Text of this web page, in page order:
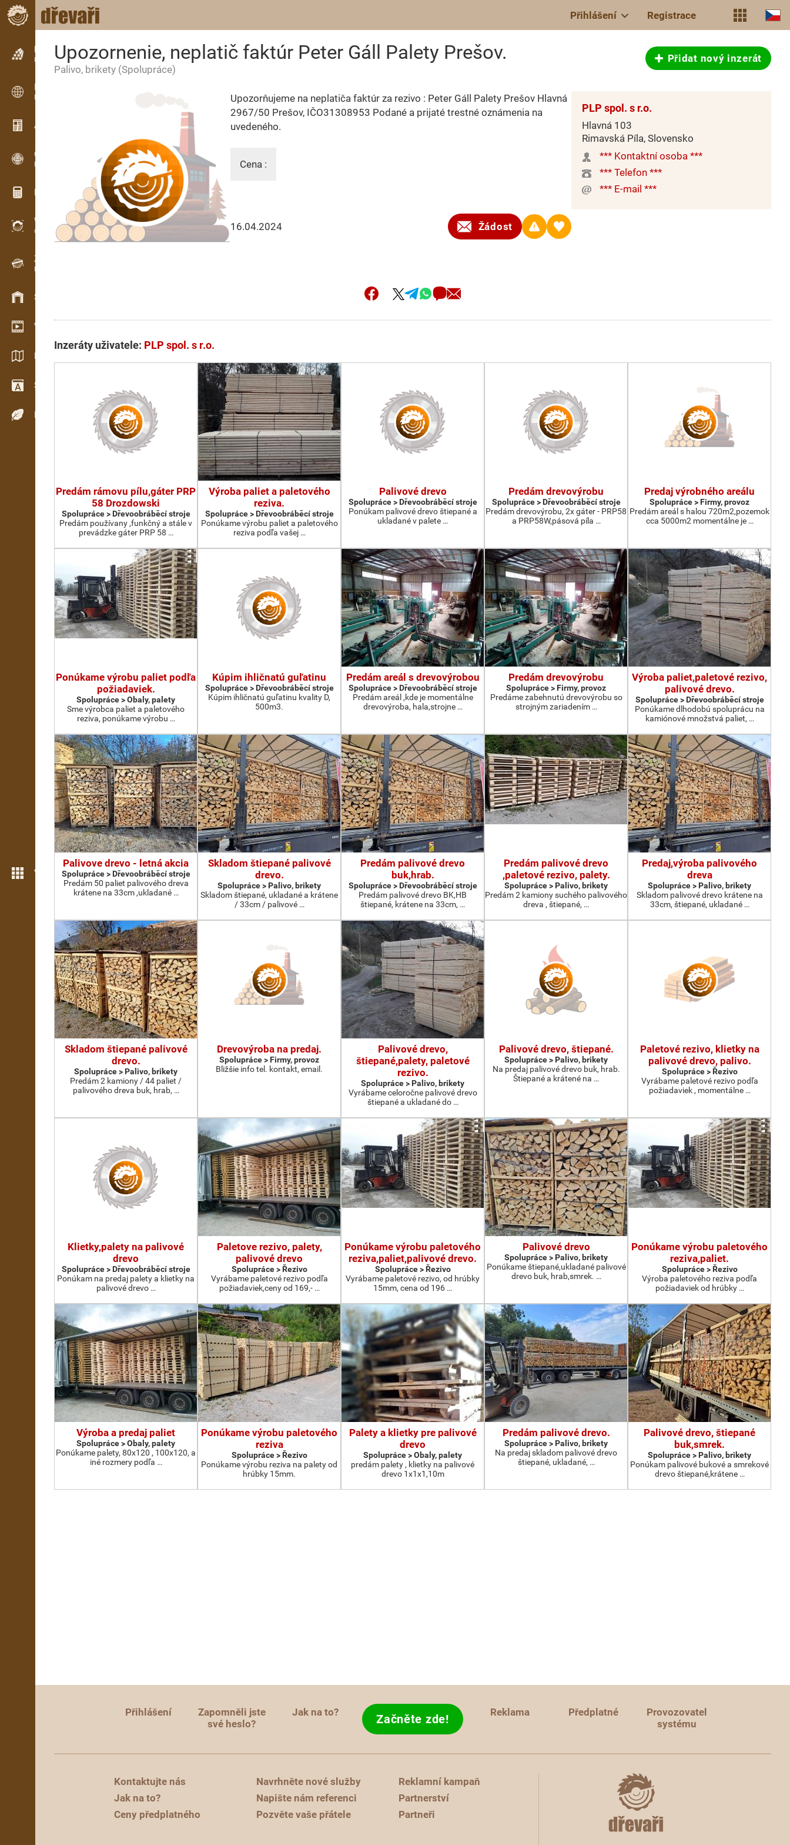
Přihlášení Registrace
Inzerce
Řádková inzerce
Inzerce
Mezinárodní inzerce
Aktuality / Články
OPTI-TIMB
Pořezová schémata
Dřevařské kalkulačky
WoodProfi
Objem dřeva s AI
Záznamník
Evidence dřeva v terénu
Skladové hospodářství
Video showroom
Katalogy / Brožury
Slovník
Dřeviny
Více možností
Upozornenie, neplatič faktúr Peter Gáll Palety Prešov.
Palivo, brikety (Spolupráce)
Přidat nový inzerát
Upozorňujeme na neplatiča faktúr za rezivo : Peter Gáll Palety Prešov Hlavná
2967/50 Prešov, IČO31308953 Podané a prijaté trestné oznámenia na
uvedeného.
Cena :
16.04.2024 Žádost
PLP spol. s r.o.
Hlavná 103
Rimavská Píla, Slovensko
*** Kontaktní osoba ***
*** Telefon ***
*** E-mail ***
Inzeráty uživatele: PLP spol. s r.o.
Predám rámovu pílu,gáter PRP
58 Drozdowski
Spolupráce > Dřevoobráběcí stroje
Predám používany ,funkčný a stále v
prevádzke gáter PRP 58 …
Výroba paliet a paletového
reziva.
Spolupráce > Dřevoobráběcí stroje
Ponúkame výrobu paliet a paletového
reziva podľa vašej …
Palivové drevo
Spolupráce > Dřevoobráběcí stroje
Ponúkam palivové drevo štiepané a
ukladané v palete …
Predám drevovýrobu
Spolupráce > Dřevoobráběcí stroje
Predám drevovýrobu, 2x gáter - PRP58
a PRP58W,pásová píla …
Predaj výrobného areálu
Spolupráce > Firmy, provoz
Predám areál s halou 720m2,pozemok
cca 5000m2 momentálne je …
Ponúkame výrobu paliet podľa
požiadaviek.
Spolupráce > Obaly, palety
Sme výrobca paliet a paletového
reziva, ponúkame výrobu …
Kúpim ihličnatú guľatinu
Spolupráce > Dřevoobráběcí stroje
Kúpim ihličnatú guľatinu kvality D,
500m3.
Predám areál s drevovýrobou
Spolupráce > Dřevoobráběcí stroje
Predám areál ,kde je momentálne
drevovýroba, hala,strojne …
Predám drevovýrobu
Spolupráce > Firmy, provoz
Predáme zabehnutú drevovýrobu so
strojným zariadením …
Výroba paliet,paletové rezivo,
palivové drevo.
Spolupráce > Dřevoobráběcí stroje
Ponúkame dlhodobú spoluprácu na
kamiónové množstvá paliet, …
Palivove drevo - letná akcia
Spolupráce > Dřevoobráběcí stroje
Predám 50 paliet palivového dreva
krátene na 33cm ,ukladané …
Skladom štiepané palivové
drevo.
Spolupráce > Palivo, brikety
Skladom štiepané, ukladané a krátene
/ 33cm / palivové …
Predám palivové drevo
buk,hrab.
Spolupráce > Dřevoobráběcí stroje
Predám palivové drevo BK,HB
štiepané, krátene na 33cm, …
Predám palivové drevo
,paletové rezivo, palety.
Spolupráce > Palivo, brikety
Predám 2 kamiony suchého palivového
dreva , štiepané, …
Predaj,výroba palivového
dreva
Spolupráce > Palivo, brikety
Skladom palivové drevo krátene na
33cm, štiepané, ukladané …
Skladom štiepané palivové
drevo.
Spolupráce > Palivo, brikety
Predám 2 kamiony / 44 paliet /
palivového dreva buk, hrab, …
Drevovýroba na predaj.
Spolupráce > Firmy, provoz
Bližšie info tel. kontakt, email.
Palivové drevo,
štiepané,palety, paletové
rezivo.
Spolupráce > Palivo, brikety
Vyrábame celoročne palivové drevo
štiepané a ukladané do …
Palivové drevo, štiepané.
Spolupráce > Palivo, brikety
Na predaj palivové drevo buk, hrab.
Štiepané a krátené na …
Paletové rezivo, klietky na
palivové drevo, palivo.
Spolupráce > Řezivo
Vyrábame paletové rezivo podľa
požiadaviek , momentálne …
Klietky,palety na palivové
drevo
Spolupráce > Dřevoobráběcí stroje
Ponúkam na predaj palety a klietky na
palivové drevo …
Paletove rezivo, palety,
palivové drevo
Spolupráce > Řezivo
Vyrábame paletové rezivo podľa
požiadaviek,ceny od 169,- …
Ponúkame výrobu paletového
reziva,paliet,palivové drevo.
Spolupráce > Řezivo
Vyrábame paletové rezivo, od hrúbky
15mm, cena od 196 …
Palivové drevo
Spolupráce > Palivo, brikety
Ponúkame štiepané,ukladané palivové
drevo buk, hrab,smrek. …
Ponúkame výrobu paletového
reziva,paliet.
Spolupráce > Řezivo
Výroba paletového reziva podľa
požiadaviek od hrúbky …
Výroba a predaj paliet
Spolupráce > Obaly, palety
Ponúkame palety, 80x120 , 100x120, a
iné rozmery podľa …
Ponúkame výrobu paletového
reziva
Spolupráce > Řezivo
Ponúkame výrobu reziva na palety od
hrúbky 15mm.
Palety a klietky pre palivové
drevo
Spolupráce > Obaly, palety
predám palety , klietky na palivové
drevo 1x1x1,10m
Predám palivové drevo.
Spolupráce > Palivo, brikety
Na predaj skladom palivové drevo
štiepané, ukladané, …
Palivové drevo, štiepané
buk,smrek.
Spolupráce > Palivo, brikety
Ponúkam palivové bukové a smrekové
drevo štiepané,krátene …
Přihlášení
Zapomněli jste
své heslo?
Jak na to? Začněte zde! Reklama Předplatné
Provozovatel
systému
Kontaktujte nás
Jak na to?
Ceny předplatného
Navrhněte nové služby
Napište nám referenci
Pozvěte vaše přátele
Reklamní kampaň
Partnerství
Partneři